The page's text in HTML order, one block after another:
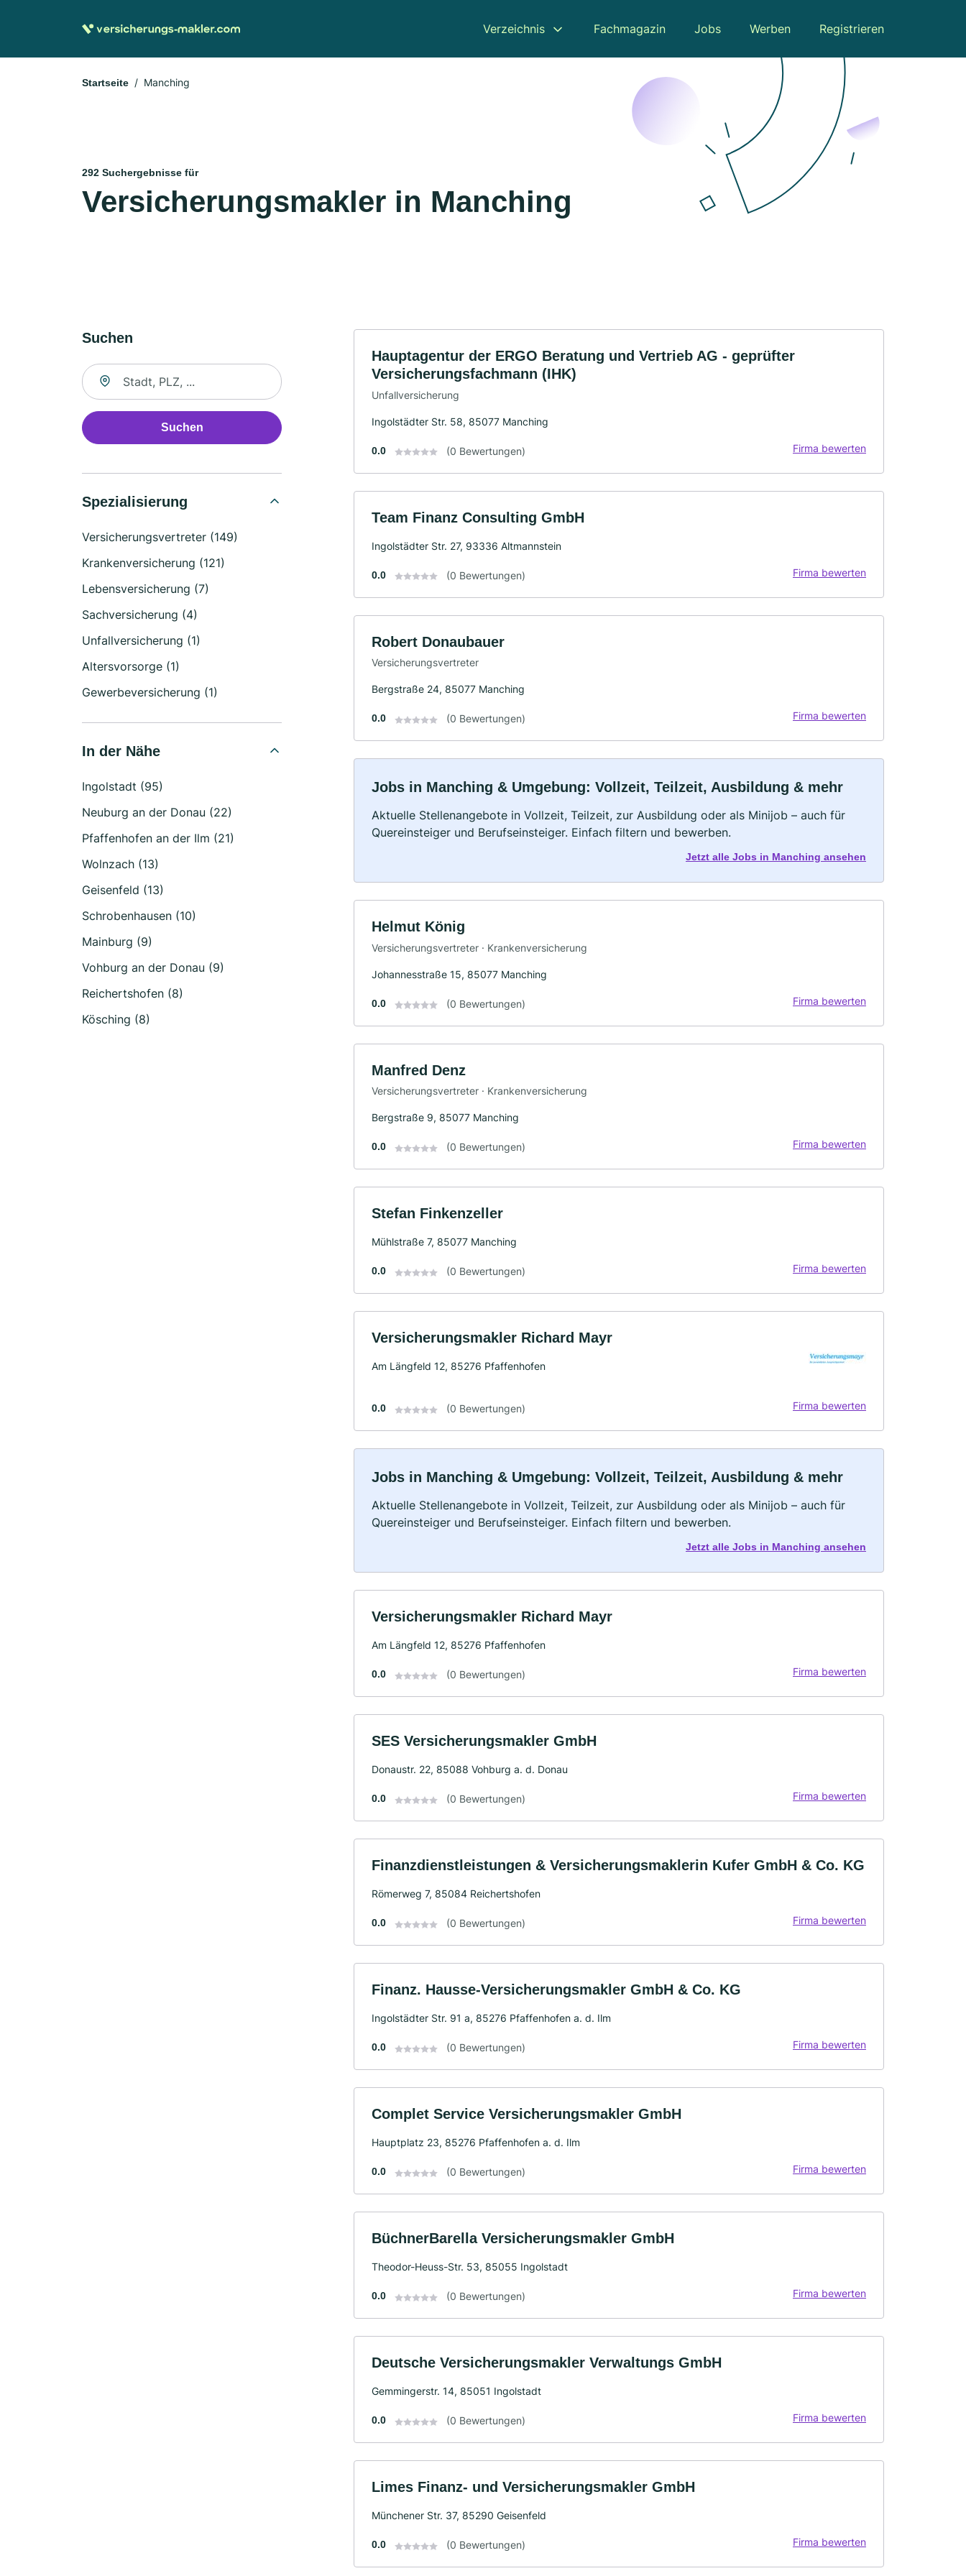
Verzeichnis Fachmagazin Jobs Werben Registrieren
Startseite Manching
292 Suchergebnisse für
Versicherungsmakler in Manching
Suchen
Suche nach Ort
Suchen
Spezialisierung
Versicherungsvertreter (149)
Krankenversicherung (121)
Lebensversicherung (7)
Sachversicherung (4)
Unfallversicherung (1)
Altersvorsorge (1)
Gewerbeversicherung (1)
In der Nähe
Ingolstadt (95)
Neuburg an der Donau (22)
Pfaffenhofen an der Ilm (21)
Wolnzach (13)
Geisenfeld (13)
Schrobenhausen (10)
Mainburg (9)
Vohburg an der Donau (9)
Reichertshofen (8)
Kösching (8)
Hauptagentur der ERGO Beratung und Vertrieb AG - geprüfter
Versicherungsfachmann (IHK)
Unfallversicherung
Ingolstädter Str. 58, 85077 Manching
0.0 (0 Bewertungen) Firma bewerten
Team Finanz Consulting GmbH
Ingolstädter Str. 27, 93336 Altmannstein
0.0 (0 Bewertungen) Firma bewerten
Robert Donaubauer
Versicherungsvertreter
Bergstraße 24, 85077 Manching
0.0 (0 Bewertungen) Firma bewerten
Jobs in Manching & Umgebung: Vollzeit, Teilzeit, Ausbildung & mehr
Aktuelle Stellenangebote in Vollzeit, Teilzeit, zur Ausbildung oder als Minijob – auch für
Quereinsteiger und Berufseinsteiger. Einfach filtern und bewerben.
Jetzt alle Jobs in Manching ansehen
Helmut König
Versicherungsvertreter · Krankenversicherung
Johannesstraße 15, 85077 Manching
0.0 (0 Bewertungen) Firma bewerten
Manfred Denz
Versicherungsvertreter · Krankenversicherung
Bergstraße 9, 85077 Manching
0.0 (0 Bewertungen) Firma bewerten
Stefan Finkenzeller
Mühlstraße 7, 85077 Manching
0.0 (0 Bewertungen) Firma bewerten
Versicherungsmakler Richard Mayr
Am Längfeld 12, 85276 Pfaffenhofen
0.0 (0 Bewertungen) Firma bewerten
Jobs in Manching & Umgebung: Vollzeit, Teilzeit, Ausbildung & mehr
Aktuelle Stellenangebote in Vollzeit, Teilzeit, zur Ausbildung oder als Minijob – auch für
Quereinsteiger und Berufseinsteiger. Einfach filtern und bewerben.
Jetzt alle Jobs in Manching ansehen
Versicherungsmakler Richard Mayr
Am Längfeld 12, 85276 Pfaffenhofen
0.0 (0 Bewertungen) Firma bewerten
SES Versicherungsmakler GmbH
Donaustr. 22, 85088 Vohburg a. d. Donau
0.0 (0 Bewertungen) Firma bewerten
Finanzdienstleistungen & Versicherungsmaklerin Kufer GmbH & Co. KG
Römerweg 7, 85084 Reichertshofen
0.0 (0 Bewertungen) Firma bewerten
Finanz. Hausse-Versicherungsmakler GmbH & Co. KG
Ingolstädter Str. 91 a, 85276 Pfaffenhofen a. d. Ilm
0.0 (0 Bewertungen) Firma bewerten
Complet Service Versicherungsmakler GmbH
Hauptplatz 23, 85276 Pfaffenhofen a. d. Ilm
0.0 (0 Bewertungen) Firma bewerten
BüchnerBarella Versicherungsmakler GmbH
Theodor-Heuss-Str. 53, 85055 Ingolstadt
0.0 (0 Bewertungen) Firma bewerten
Deutsche Versicherungsmakler Verwaltungs GmbH
Gemmingerstr. 14, 85051 Ingolstadt
0.0 (0 Bewertungen) Firma bewerten
Limes Finanz- und Versicherungsmakler GmbH
Münchener Str. 37, 85290 Geisenfeld
0.0 (0 Bewertungen) Firma bewerten